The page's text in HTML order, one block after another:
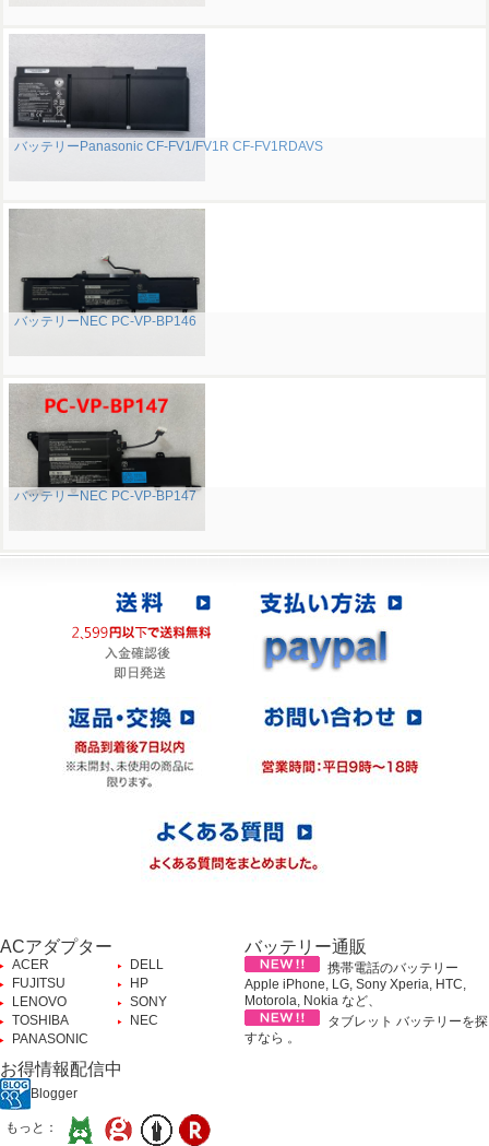
バッテリーPanasonic CF-FV1/FV1R CF-FV1RDAVS
バッテリーNEC PC-VP-BP146
バッテリーNEC PC-VP-BP147
ACアダプター
ACER
DELL
FUJITSU
HP
LENOVO
SONY
TOSHIBA
NEC
PANASONIC
バッテリー通販
携帯電話のバッテリー
Apple iPhone, LG, Sony Xperia, HTC,
Motorola, Nokia など、
タブレット バッテリーを探
すなら 。
お得情報配信中
Blogger
もっと：